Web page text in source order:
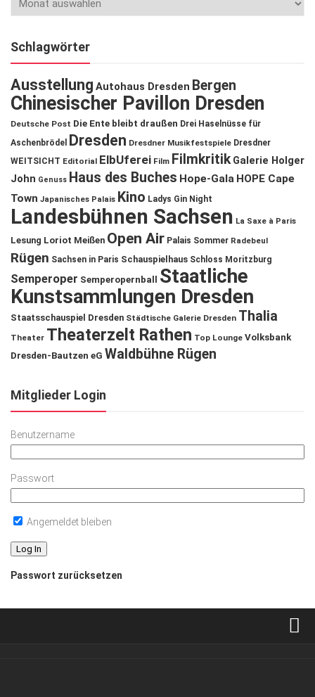
Schlagwörter
Ausstellung Autohaus Dresden Bergen
Chinesischer Pavillon Dresden
Deutsche Post Die Ente bleibt draußen Drei Haselnüsse für
Aschenbrödel
Dresden Dresdner Musikfestspiele Dresdner
WEITSICHT Editorial ElbUferei Film Filmkritik Galerie Holger
John Genuss Haus des Buches Hope-Gala HOPE Cape
Town Japanisches Palais Kino Ladys Gin Night
Landesbühnen Sachsen La Saxe à Paris
Lesung Loriot Meißen Open Air Palais Sommer Radebeul
Rügen Sachsen in Paris Schauspielhaus Schloss Moritzburg
Semperoper Semperopernball
Staatliche
Kunstsammlungen Dresden
Staatsschauspiel Dresden Städtische Galerie Dresden Thalia
Theater Theaterzelt Rathen Top Lounge Volksbank
Dresden-Bautzen eG Waldbühne Rügen
Mitglieder Login
Benutzername
Passwort
Angemeldet bleiben
Passwort zurücksetzen